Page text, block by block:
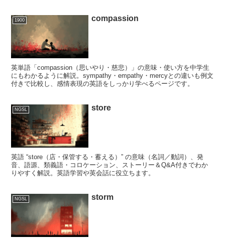
1900 compassion
英単語「compassion（思いやり・慈悲）」の意味・使い方を中学生
にもわかるように解説。sympathy・empathy・mercyとの違いも例文
付きで比較し、感情表現の英語をしっかり学べるページです。
NGSL store
英語 “store（店・保管する・蓄える）” の意味（名詞／動詞）、発
音、語源、類義語・コロケーション、ストーリー＆Q&A付きでわか
りやすく解説。英語学習や英会話に役立ちます。
NGSL storm